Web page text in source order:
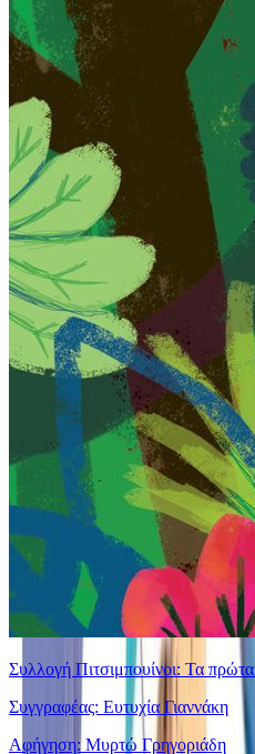
Συλλογή Πιτσιμπουίνοι: Τα
Συγγραφέας: Ευτυχία Γιαννάκη
Αφήγηση: Μυρτώ Γρηγοριάδη